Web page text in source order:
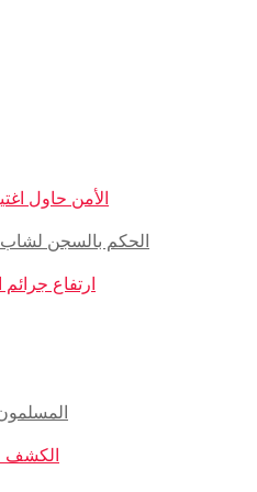
الأمن حاول
الحكم بالسجن لشاب ذو
ارتفاع جرائم الكراهية
المسلمون
الكشف